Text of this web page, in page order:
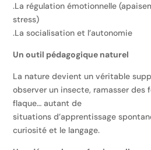
.La régulation émotionnelle
stress)
.La socialisation et l’autonomie
Un outil pédagogique naturel
La nature devient un véritable
observer un insecte, ramasser des
flaque… autant de
situations d’apprentissage
curiosité et le langage.